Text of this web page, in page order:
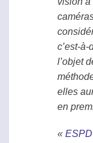
c’est-
l’objet
elles
en
«